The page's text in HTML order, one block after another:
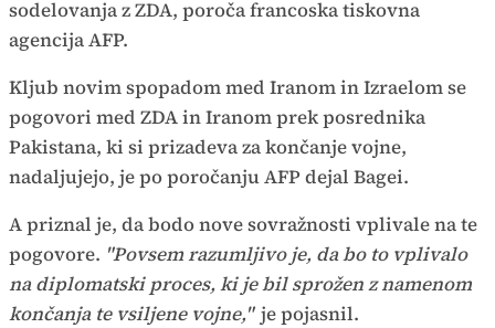
sodelovanja z ZDA, poroča francoska tiskovna
agencija AFP.
Kljub novim spopadom med Iranom in Izraelom se
pogovori med ZDA in Iranom prek posrednika
Pakistana, ki si prizadeva za končanje vojne,
nadaljujejo, je po poročanju AFP dejal Bagei.
A priznal je, da bodo nove sovražnosti vplivale na te
pogovore. "Povsem razumljivo je, da bo to vplivalo
na diplomatski proces, ki je bil sprožen z namenom
končanja te vsiljene vojne," je pojasnil.